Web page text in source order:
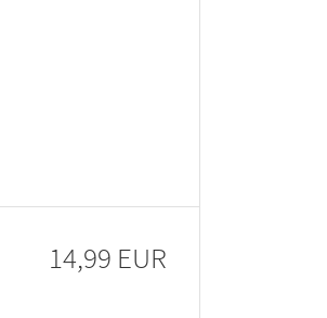
14,99 EUR